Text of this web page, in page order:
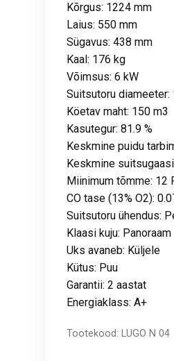
Kõrgus: 1224 mm
Laius: 550 mm
Sügavus: 438 mm
Kaal: 176 kg
Võimsus: 6 kW
Suitsutoru diameeter:
Köetav maht: 150 m3
Kasutegur: 81.9 %
Keskmine puidu
Keskmine
Miinimum tõmme: 12
CO tase (13% O2):
Suitsutoru ühendus:
Klaasi kuju: Panoraam
Uks avaneb: Küljele
Kütus: Puu
Garantii: 2 aastat
Energiaklass: A+
Tootekood:LUGO N 04